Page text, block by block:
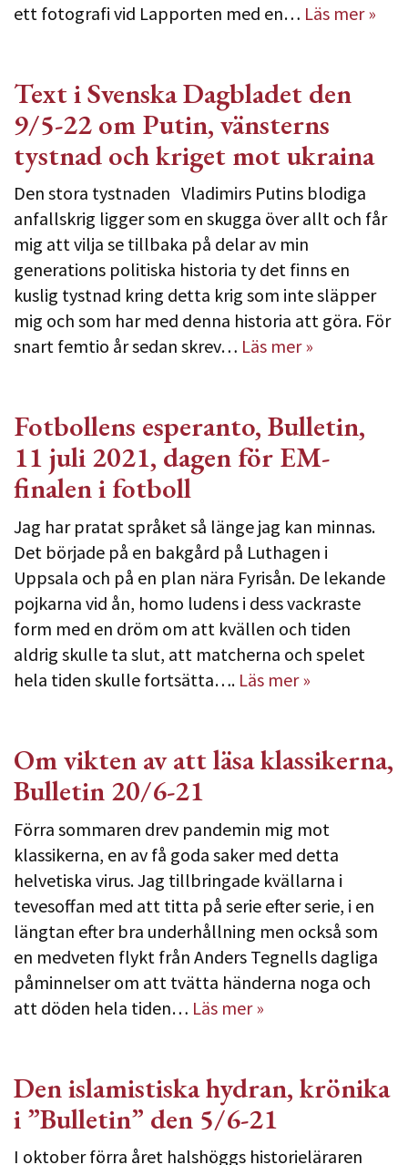
ett fotografi vid Lapporten med en… Läs mer »
Text i Svenska Dagbladet den
9/5-22 om Putin, vänsterns
tystnad och kriget mot ukraina
Den stora tystnaden Vladimirs Putins blodiga
anfallskrig ligger som en skugga över allt och får
mig att vilja se tillbaka på delar av min
generations politiska historia ty det finns en
kuslig tystnad kring detta krig som inte släpper
mig och som har med denna historia att göra. För
snart femtio år sedan skrev… Läs mer »
Fotbollens esperanto, Bulletin,
11 juli 2021, dagen för EM-
finalen i fotboll
Jag har pratat språket så länge jag kan minnas.
Det började på en bakgård på Luthagen i
Uppsala och på en plan nära Fyrisån. De lekande
pojkarna vid ån, homo ludens i dess vackraste
form med en dröm om att kvällen och tiden
aldrig skulle ta slut, att matcherna och spelet
hela tiden skulle fortsätta…. Läs mer »
Om vikten av att läsa klassikerna,
Bulletin 20/6-21
Förra sommaren drev pandemin mig mot
klassikerna, en av få goda saker med detta
helvetiska virus. Jag tillbringade kvällarna i
tevesoffan med att titta på serie efter serie, i en
längtan efter bra underhållning men också som
en medveten flykt från Anders Tegnells dagliga
påminnelser om att tvätta händerna noga och
att döden hela tiden… Läs mer »
Den islamistiska hydran, krönika
i ”Bulletin” den 5/6-21
I oktober förra året halshöggs historieläraren